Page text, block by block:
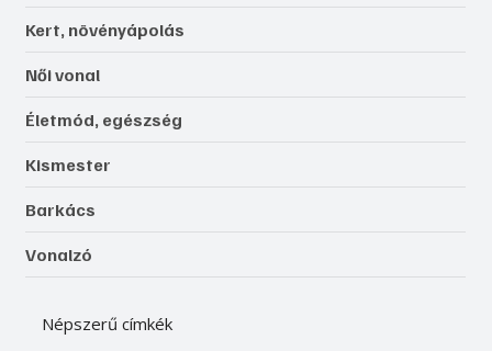
Kert, növényápolás
Női vonal
Életmód, egészség
Kismester
Barkács
Vonalzó
Népszerű címkék